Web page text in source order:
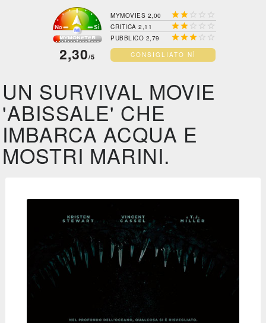
2,30/5
MYMOVIES 2,00    
CRITICA 2,11    
PUBBLICO 2,79   
CONSIGLIATO NÌ
UN SURVIVAL MOVIE
'ABISSALE' CHE
IMBARCA ACQUA E
MOSTRI MARINI.